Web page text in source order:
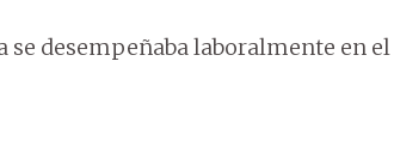
desempeñaba laboralmente en